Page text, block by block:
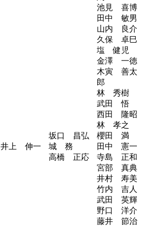
井上 伸一
坂口 昌弘
城 務
高橋 正応
池見 喜博
田中 敏男
山内 良介
久保 卓巳
塩 健児
金澤 一徳
木寅 善太
郎
林 秀樹
武田 悟
西田 隆昭
林 孝之
櫻田 満
田中 憲一
寺島 正和
宮部 真典
井村 寿美
竹内 吉人
武田 英輝
野口 洋介
藤井 節治